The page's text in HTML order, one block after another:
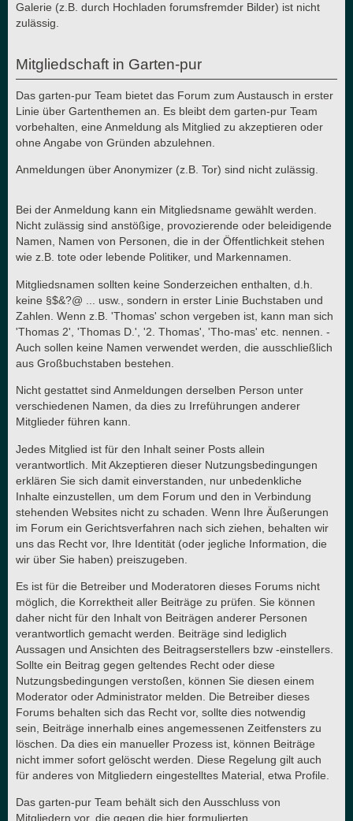
Galerie (z.B. durch Hochladen forumsfremder Bilder) ist nicht
zulässig.
Mitgliedschaft in Garten-pur
Das garten-pur Team bietet das Forum zum Austausch in erster
Linie über Gartenthemen an. Es bleibt dem garten-pur Team
vorbehalten, eine Anmeldung als Mitglied zu akzeptieren oder
ohne Angabe von Gründen abzulehnen.
Anmeldungen über Anonymizer (z.B. Tor) sind nicht zulässig.
Bei der Anmeldung kann ein Mitgliedsname gewählt werden.
Nicht zulässig sind anstößige, provozierende oder beleidigende
Namen, Namen von Personen, die in der Öffentlichkeit stehen
wie z.B. tote oder lebende Politiker, und Markennamen.
Mitgliedsnamen sollten keine Sonderzeichen enthalten, d.h.
keine §$&?@ ... usw., sondern in erster Linie Buchstaben und
Zahlen. Wenn z.B. 'Thomas' schon vergeben ist, kann man sich
'Thomas 2', 'Thomas D.', '2. Thomas', 'Tho-mas' etc. nennen. -
Auch sollen keine Namen verwendet werden, die ausschließlich
aus Großbuchstaben bestehen.
Nicht gestattet sind Anmeldungen derselben Person unter
verschiedenen Namen, da dies zu Irreführungen anderer
Mitglieder führen kann.
Jedes Mitglied ist für den Inhalt seiner Posts allein
verantwortlich. Mit Akzeptieren dieser Nutzungsbedingungen
erklären Sie sich damit einverstanden, nur unbedenkliche
Inhalte einzustellen, um dem Forum und den in Verbindung
stehenden Websites nicht zu schaden. Wenn Ihre Äußerungen
im Forum ein Gerichtsverfahren nach sich ziehen, behalten wir
uns das Recht vor, Ihre Identität (oder jegliche Information, die
wir über Sie haben) preiszugeben.
Es ist für die Betreiber und Moderatoren dieses Forums nicht
möglich, die Korrektheit aller Beiträge zu prüfen. Sie können
daher nicht für den Inhalt von Beiträgen anderer Personen
verantwortlich gemacht werden. Beiträge sind lediglich
Aussagen und Ansichten des Beitragserstellers bzw -einstellers.
Sollte ein Beitrag gegen geltendes Recht oder diese
Nutzungsbedingungen verstoßen, können Sie diesen einem
Moderator oder Administrator melden. Die Betreiber dieses
Forums behalten sich das Recht vor, sollte dies notwendig
sein, Beiträge innerhalb eines angemessenen Zeitfensters zu
löschen. Da dies ein manueller Prozess ist, können Beiträge
nicht immer sofort gelöscht werden. Diese Regelung gilt auch
für anderes von Mitgliedern eingestelltes Material, etwa Profile.
Das garten-pur Team behält sich den Ausschluss von
Mitgliedern vor, die gegen die hier formulierten